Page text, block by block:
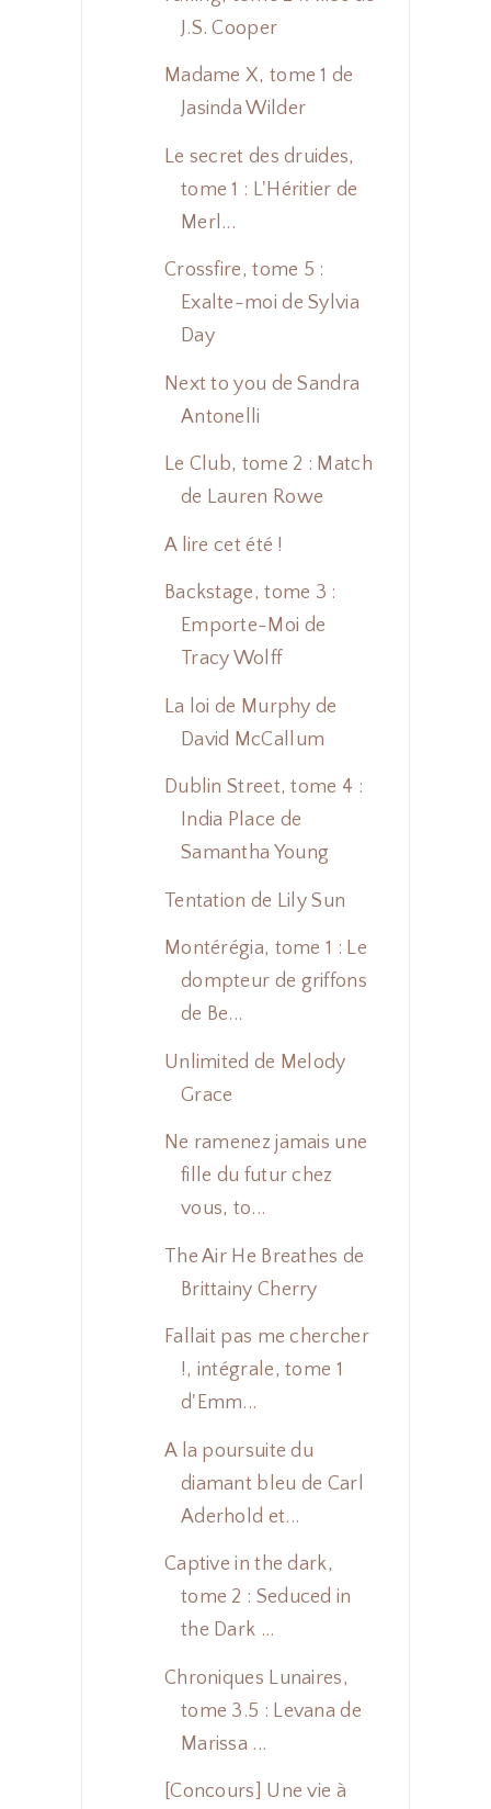
J.S. Cooper
Madame X, tome 1 de
Jasinda Wilder
Le secret des druides,
tome 1 : L'Héritier de
Merl...
Crossfire, tome 5 :
Exalte-moi de Sylvia
Day
Next to you de Sandra
Antonelli
Le Club, tome 2 : Match
de Lauren Rowe
A lire cet été !
Backstage, tome 3 :
Emporte-Moi de
Tracy Wolff
La loi de Murphy de
David McCallum
Dublin Street, tome 4 :
India Place de
Samantha Young
Tentation de Lily Sun
Montérégia, tome 1 : Le
dompteur de griffons
de Be...
Unlimited de Melody
Grace
Ne ramenez jamais une
fille du futur chez
vous, to...
The Air He Breathes de
Brittainy Cherry
Fallait pas me chercher
!, intégrale, tome 1
d'Emm...
A la poursuite du
diamant bleu de Carl
Aderhold et...
Captive in the dark,
tome 2 : Seduced in
the Dark ...
Chroniques Lunaires,
tome 3.5 : Levana de
Marissa ...
[Concours] Une vie à